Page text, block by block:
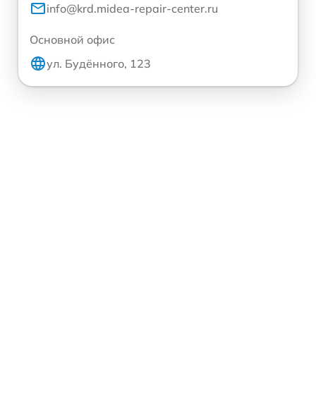
info@krd.midea-repair-center.ru
Основной офис
ул. Будённого, 123